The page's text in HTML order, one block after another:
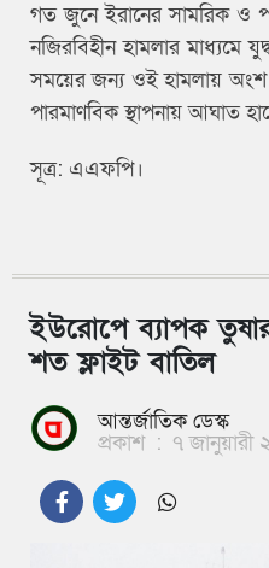
গত জুনে ইরানের সামরিক ও
নজিরবিহীন হামলার মাধ্যমে
সময়ের জন্য ওই হামলায় অংশ
পারমাণবিক স্থাপনায় আঘাত
সূত্র: এএফপি।
ইউরোপে ব্যাপক
শত ফ্লাইট বাতিল
আন্তর্জাতিক ডেস্ক
প্রকাশ : ৭